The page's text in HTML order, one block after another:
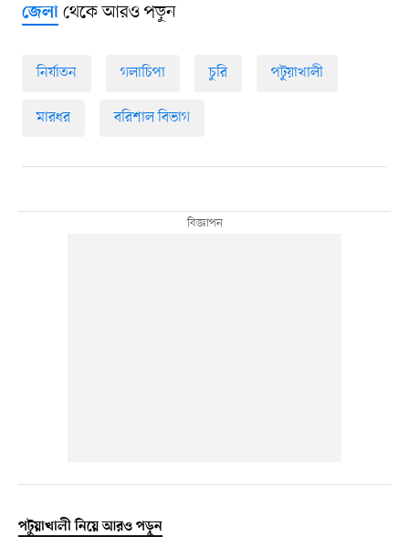
জেলাথেকে আরও পড়ুন
নির্যাতন গলাচিপা চুরি পটুয়াখালী
মারধর বরিশাল বিভাগ
পটুয়াখালী নিয়ে আরও পড়ুন